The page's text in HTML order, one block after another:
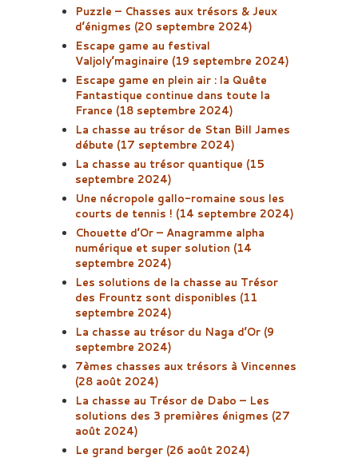
Puzzle – Chasses aux trésors & Jeux
d’énigmes (20 septembre 2024)
Escape game au festival
Valjoly’maginaire (19 septembre 2024)
Escape game en plein air : la Quête
Fantastique continue dans toute la
France (18 septembre 2024)
La chasse au trésor de Stan Bill James
débute (17 septembre 2024)
La chasse au trésor quantique (15
septembre 2024)
Une nécropole gallo-romaine sous les
courts de tennis ! (14 septembre 2024)
Chouette d’Or – Anagramme alpha
numérique et super solution (14
septembre 2024)
Les solutions de la chasse au Trésor
des Frountz sont disponibles (11
septembre 2024)
La chasse au trésor du Naga d’Or (9
septembre 2024)
7èmes chasses aux trésors à Vincennes
(28 août 2024)
La chasse au Trésor de Dabo – Les
solutions des 3 premières énigmes (27
août 2024)
Le grand berger (26 août 2024)